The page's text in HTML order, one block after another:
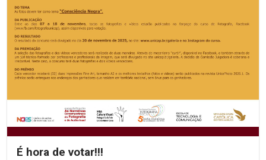
É hora de votar!!!